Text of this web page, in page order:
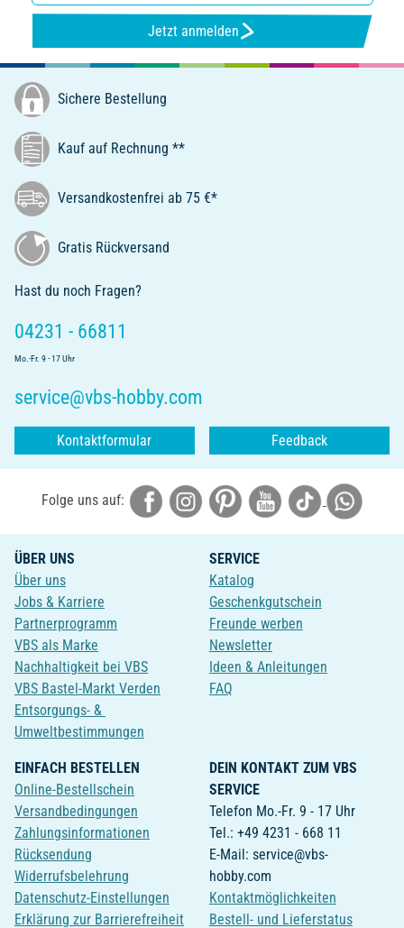
Jetzt anmelden
Sichere Bestellung
Kauf auf Rechnung **
Versandkostenfrei ab 75 €*
Gratis Rückversand
Hast du noch Fragen?
04231 - 66811
Mo.-Fr. 9 - 17 Uhr
service@vbs-hobby.com
Kontaktformular Feedback
Folge uns auf:
ÜBER UNS
Über uns
Jobs & Karriere
Partnerprogramm
VBS als Marke
Nachhaltigkeit bei VBS
VBS Bastel-Markt Verden
Entsorgungs- &
Umweltbestimmungen
SERVICE
Katalog
Geschenkgutschein
Freunde werben
Newsletter
Ideen & Anleitungen
FAQ
EINFACH BESTELLEN
Online-Bestellschein
Versandbedingungen
Zahlungsinformationen
Rücksendung
Widerrufsbelehrung
Datenschutz-Einstellungen
Erklärung zur Barrierefreiheit
DEIN KONTAKT ZUM VBS
SERVICE
Telefon Mo.-Fr. 9 - 17 Uhr
Tel.: +49 4231 - 668 11
E-Mail: service@vbs-
hobby.com
Kontaktmöglichkeiten
Bestell- und Lieferstatus